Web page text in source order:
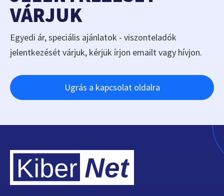
VÁRJUK
Egyedi ár, speciális ajánlatok - viszonteladók
jelentkezését várjuk, kérjük írjon emailt vagy hívjon.
Ugrás a kapcsolat oldalra